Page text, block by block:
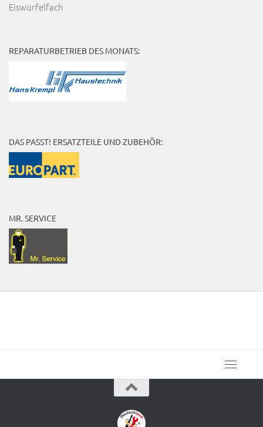
Eiswürfelfach
REPARATURBETRIEB DES MONATS:
DAS PASST! ERSATZTEILE UND ZUBEHÖR:
MR. SERVICE